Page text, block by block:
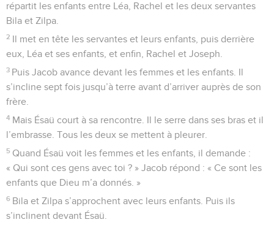
répartit les enfants entre Léa, Rachel et les deux servantes
Bila et Zilpa.
2 Il met en tête les servantes et leurs enfants, puis derrière
eux, Léa et ses enfants, et enfin, Rachel et Joseph.
3 Puis Jacob avance devant les femmes et les enfants. Il
s’incline sept fois jusqu’à terre avant d’arriver auprès de son
frère.
4 Mais Ésaü court à sa rencontre. Il le serre dans ses bras et il
l’embrasse. Tous les deux se mettent à pleurer.
5 Quand Ésaü voit les femmes et les enfants, il demande :
« Qui sont ces gens avec toi ? » Jacob répond : « Ce sont les
enfants que Dieu m’a donnés. »
6 Bila et Zilpa s’approchent avec leurs enfants. Puis ils
s’inclinent devant Ésaü.